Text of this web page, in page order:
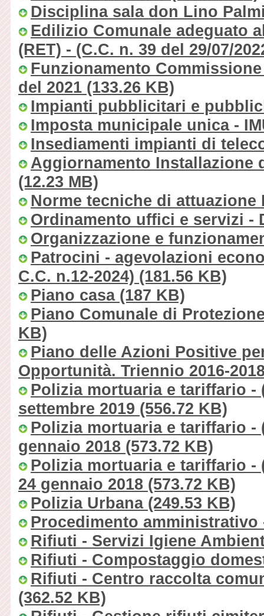
Disciplina sala don Lino
Edilizio Comunale adeguato
(RET) - (C.C. n. 39 del 29/07/
Funzionamento
del 2021 (133.26 KB)
Impianti pubblicitari e
Imposta municipale unica -
Insediamenti impianti di
Aggiornamento Installazione
(12.23 MB)
Norme tecniche di attuazione
Ordinamento uffici e servizi -
Organizzazione e
Patrocini - agevolazioni
C.C. n.12-2024) (181.56 KB)
Piano casa(187 KB)
Piano Comunale di
KB)
Piano delle Azioni Positive
Opportunità. Triennio 2016-
Polizia mortuaria e tariffario -
settembre 2019 (556.72 KB)
Polizia mortuaria e tariffario -
gennaio 2018 (573.72 KB)
Polizia mortuaria e tariffario -
24 gennaio 2018 (573.72 KB)
Polizia Urbana(249.53 KB)
Procedimento amministrativo
Rifiuti - Servizi Igiene
Rifiuti - Compostaggio
Rifiuti - Centro raccolta
(362.52 KB)